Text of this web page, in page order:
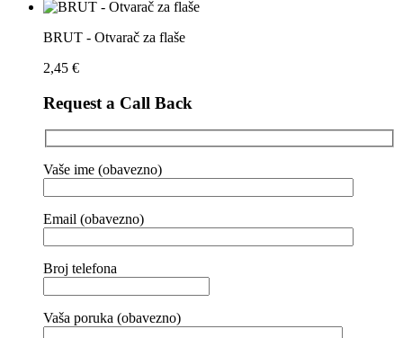
BRUT - Otvarač za flaše
2,45 €
Request a Call Back
Vaše ime (obavezno)
Email (obavezno)
Broj telefona
Vaša poruka (obavezno)